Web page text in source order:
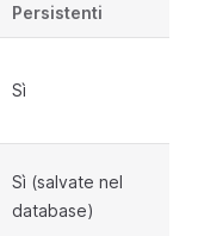
Persistenti
Sì
Sì (salvate nel
database)